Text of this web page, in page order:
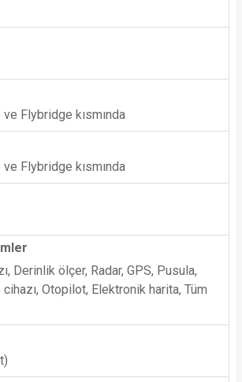
Flybridge kısmında
Flybridge kısmında
Derinlik ölçer, Radar, GPS, Pusula,
Otopilot, Elektronik harita, Tüm